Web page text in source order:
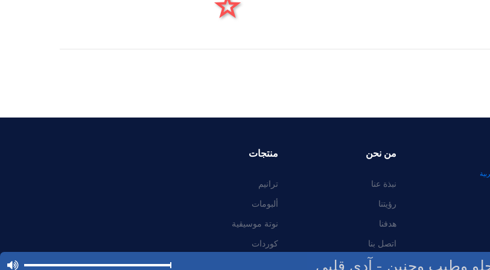
وطيب وحنين - آدي قلبي
من نحن
نبذة عنا
رؤيتنا
هدفنا
اتصل بنا
منتجات
ترانيم
ألبومات
نوتة موسيقية
كوردات